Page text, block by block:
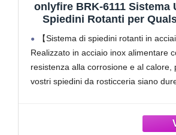
onlyfire Universale
Barbecue, 114cm
spiedo, 2X forchetta,
Inox, 220 V-240 V(Don't Fit
Realizzato in acciaio cromato
installare, usare e pulire.
Motore elettrico con interruttore
funzione di inversione automatica, in